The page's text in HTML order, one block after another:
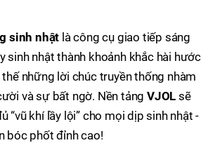
sinh nhật là công cụ giao tiếp sáng
sinh nhật thành khoảnh khắc hài hước
thế những lời chúc truyền thống nhàm
và sự bất ngờ. Nền tảng VJOL sẽ
“vũ khí lầy lội” cho mọi dịp sinh nhật -
bóc phốt đỉnh cao!